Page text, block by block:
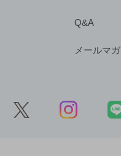
Q&A
メールマ